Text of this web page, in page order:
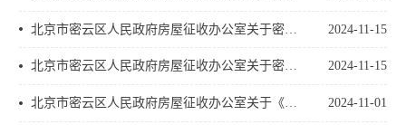
北京市密云区人民政府房屋征收办公室关于密云区水源路南侧C-2地块土地一级开发项目预签房屋征收补偿协议工作的公告 2024-11-15
北京市密云区人民政府房屋征收办公室关于密云区水源路南侧C-2地块土地一级开发项目非住宅房屋征收补偿安置方案征求公众意见及修改情况的通告 2024-11-15
北京市密云区人民政府房屋征收办公室关于《密云水库防灾减灾及蓄水能力提升工程安置房及配套基础设施项目(沙河地块)房屋征收补偿方案（征求意见稿）》征求意见的公告 2024-11-01